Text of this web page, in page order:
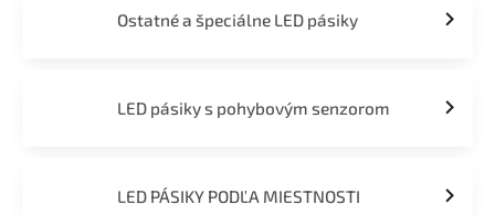
Ostatné a špeciálne LED pásiky
LED pásiky s pohybovým senzorom
LED PÁSIKY PODĽA MIESTNOSTI